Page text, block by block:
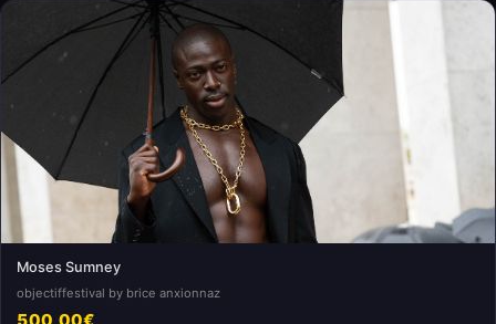
Moses Sumney
objectiffestival by brice anxionnaz